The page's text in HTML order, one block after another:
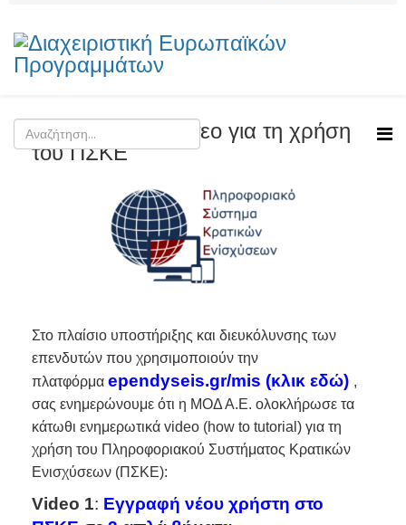
Ενημερωτικά βίντεο για τη χρήση
του ΠΣΚΕ
Στο πλαίσιο υποστήριξης και διευκόλυνσης των
επενδυτών που χρησιμοποιούν την
πλατφόρμα ependyseis.gr/mis (κλικ εδώ) ,
σας ενημερώνουμε ότι η ΜΟΔ Α.Ε. ολοκλήρωσε τα
κάτωθι ενημερωτικά video (how to tutorial) για τη
χρήση του Πληροφοριακού Συστήματος Κρατικών
Ενισχύσεων (ΠΣΚΕ):
Video 1: Εγγραφή νέου χρήστη στο